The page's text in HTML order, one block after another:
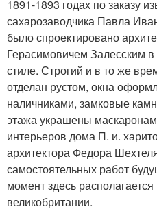
1891-1893 годах по заказу
сахарозаводчика Павла
было спроектировано
Герасимовичем Залесским
стиле. Строгий и в то же
отделан рустом, окна
наличниками, замковые
этажа украшены
интерьеров дома П. и.
архитектора Федора
самостоятельных работ
момент здесь
великобритании.